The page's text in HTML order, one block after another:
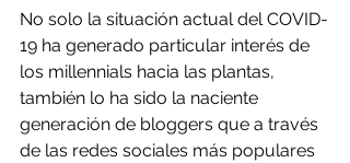
No solo la situación actual del COVID-
19 ha generado particular interés de
los millennials hacia las plantas,
también lo ha sido la naciente
generación de bloggers que a través
de las redes sociales más populares